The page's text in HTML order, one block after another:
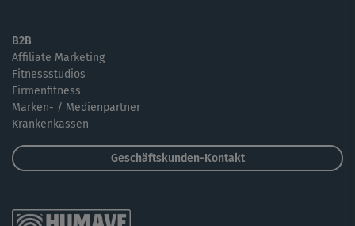
B2B
Affiliate Marketing
Fitnessstudios
Firmenfitness
Marken- / Medienpartner
Krankenkassen
Geschäftskunden-Kontakt